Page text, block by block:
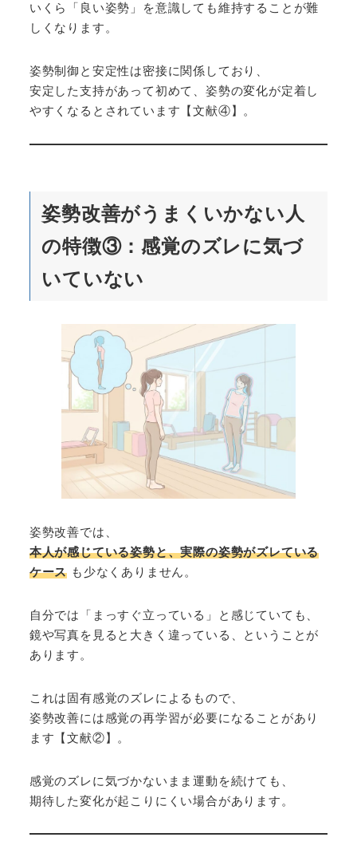
いくら「良い姿勢」を意識しても維持することが難
しくなります。
姿勢制御と安定性は密接に関係しており、
安定した支持があって初めて、姿勢の変化が定着し
やすくなるとされています【文献④】。
姿勢改善がうまくいかない人
の特徴③：感覚のズレに気づ
いていない
姿勢改善では、
本人が感じている姿勢と、実際の姿勢がズレている
ケース も少なくありません。
自分では「まっすぐ立っている」と感じていても、
鏡や写真を見ると大きく違っている、ということが
あります。
これは固有感覚のズレによるもので、
姿勢改善には感覚の再学習が必要になることがあり
ます【文献②】。
感覚のズレに気づかないまま運動を続けても、
期待した変化が起こりにくい場合があります。